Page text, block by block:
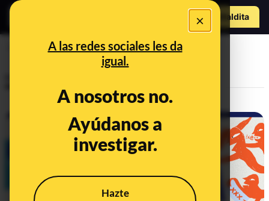
×
A las redes sociales les da
igual.
A nosotros no.
Ayúdanos a
investigar.
Hazte
Hazte Maldita
imágenes sexuales